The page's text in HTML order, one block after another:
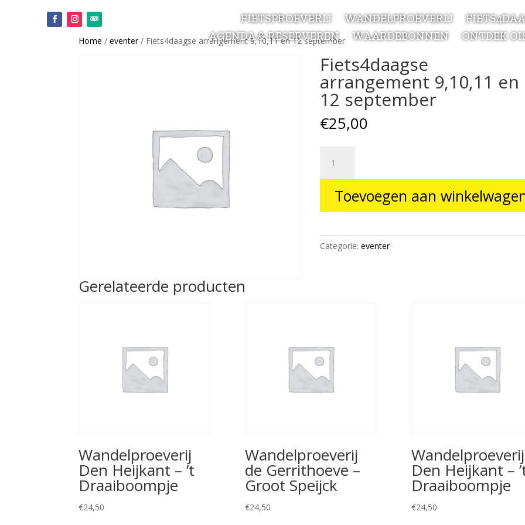
FIETSPROEVERIJ WANDELPROEVERIJ
AGENDA & RESERVEREN
WAARDEBONNEN ONTDEK
Home /eventer/ Fiets4daagse arrangement 9,10,11 en 12 september
Fiets4daagse
arrangement 9,10,11 en
12 september
€25,00
arrangement
9,10,11
aantal
Toevoegen aan
Categorie:eventer
Gerelateerde producten
Wandelproeverij
Den Heijkant – ’t
Draaiboompje
€24,50
Wandelproeverij
de Gerrithoeve –
Groot Speijck
€24,50
Wandelproeverij
Den Heijkant –
Draaiboompje
€24,50